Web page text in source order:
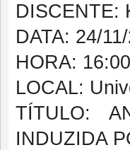
DISCENTE:
DATA: 24/
HORA: 16:00
LOCAL:
TÍTULO:
INDUZIDA